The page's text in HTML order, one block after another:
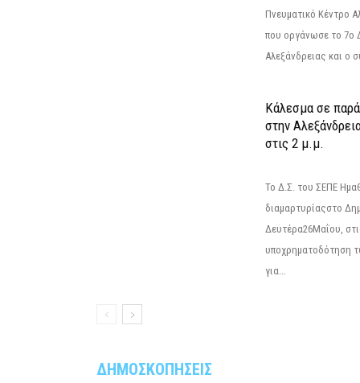
Πνευματικό Κέντρο
που οργάνωσε το 7ο
Αλεξάνδρειας και ο
Κάλεσμα σε
στην
στις 2 μ.μ.
Το Δ.Σ. του ΣΕΠΕ
διαμαρτυρίαςστο
Δευτέρα26Μαΐου,
υποχρηματοδότηση
για...
ΔΗΜΟΣΚΟΠΗΣΕΙΣ